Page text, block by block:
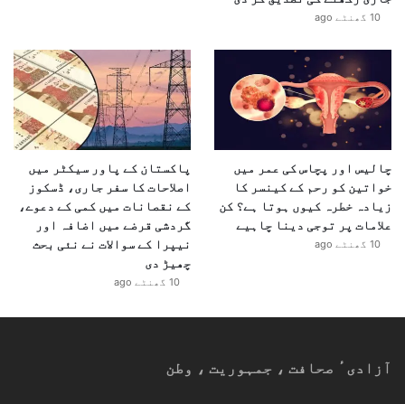
10 گھنٹے ago
چالیس اور پچاس کی عمر میں
خواتین کو رحم کے کینسر کا
زیادہ خطرہ کیوں ہوتا ہے؟ کن
علامات پر توجی دینا چاہیے
10 گھنٹے ago
پاکستان کے پاور سیکٹر میں
اصلاحات کا سفر جاری، ڈسکوز
کے نقصانات میں کمی کے دعوے،
گردشی قرضے میں اضافہ اور
نیپرا کے سوالات نے نئی بحث
چھیڑ دی
10 گھنٹے ago
آزادیٴ صحافت ، جمہوریت ، وطن